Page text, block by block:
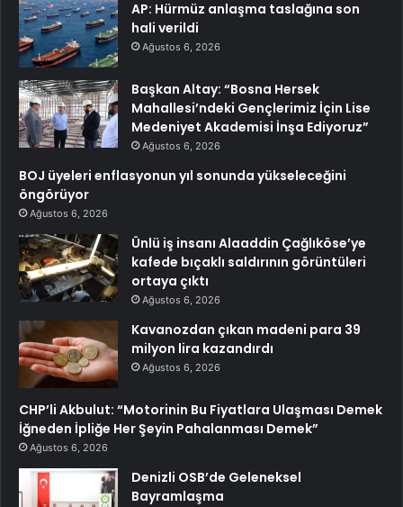
AP: Hürmüz anlaşma taslağına son
hali verildi
Ağustos 6, 2026
Başkan Altay: “Bosna Hersek
Mahallesi’ndeki Gençlerimiz İçin Lise
Medeniyet Akademisi İnşa Ediyoruz”
Ağustos 6, 2026
BOJ üyeleri enflasyonun yıl sonunda yükseleceğini
öngörüyor
Ağustos 6, 2026
Ünlü iş insanı Alaaddin Çağlıköse’ye
kafede bıçaklı saldırının görüntüleri
ortaya çıktı
Ağustos 6, 2026
Kavanozdan çıkan madeni para 39
milyon lira kazandırdı
Ağustos 6, 2026
CHP’li Akbulut: “Motorinin Bu Fiyatlara Ulaşması Demek
İğneden İpliğe Her Şeyin Pahalanması Demek”
Ağustos 6, 2026
Denizli OSB’de Geleneksel
Bayramlaşma